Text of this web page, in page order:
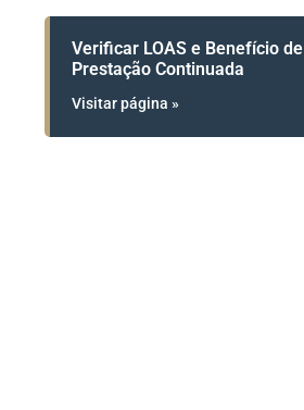
Verificar LOAS e Benefício de
Prestação Continuada
Visitar página »